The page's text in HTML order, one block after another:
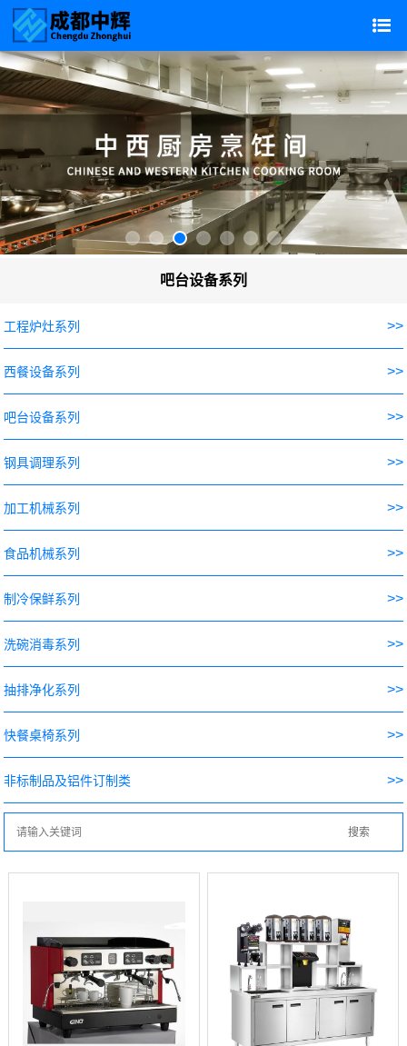
吧台设备系列
工程炉灶系列 >>
西餐设备系列 >>
吧台设备系列 >>
钢具调理系列 >>
加工机械系列 >>
食品机械系列 >>
制冷保鲜系列 >>
洗碗消毒系列 >>
抽排净化系列 >>
快餐桌椅系列 >>
非标制品及铝件订制类 >>